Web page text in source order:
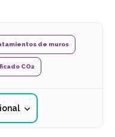
de muros
CO2